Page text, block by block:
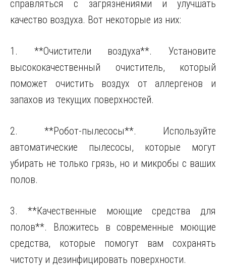
справляться с загрязнениями и улучшать
качество воздуха. Вот некоторые из них:
1. **Очистители воздуха**. Установите
высококачественный очиститель, который
поможет очистить воздух от аллергенов и
запахов из текущих поверхностей.
2. **Робот-пылесосы**. Используйте
автоматические пылесосы, которые могут
убирать не только грязь, но и микробы с ваших
полов.
3. **Качественные моющие средства для
полов**. Вложитесь в современные моющие
средства, которые помогут вам сохранять
чистоту и дезинфицировать поверхности.